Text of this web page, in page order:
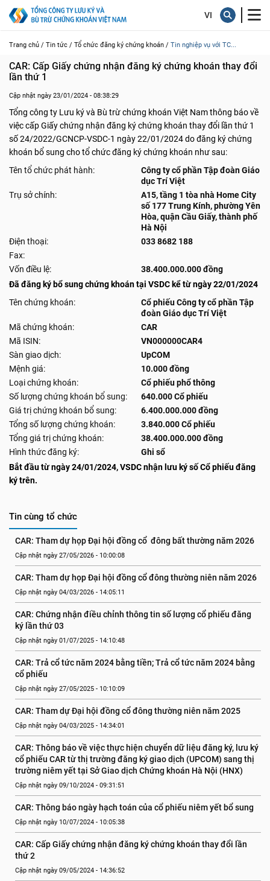
Trang chủ / Tin tức / Tổ chức đăng ký chứng khoán / Tin nghiệp vụ với TC...
CAR: Cấp Giấy chứng nhận đăng ký chứng khoán thay đổi
lần thứ 1
Cập nhật ngày 23/01/2024 - 08:38:29
Tổng công ty Lưu ký và Bù trừ chứng khoán Việt Nam thông báo về
việc cấp Giấy chứng nhận đăng ký chứng khoán thay đổi lần thứ 1
số 24/2022/GCNCP-VSDC-1 ngày 22/01/2024 do đăng ký chứng
khoán bổ sung cho tổ chức đăng ký chứng khoán như sau:
Tên tổ chức phát hành:
Công ty cổ phần Tập đoàn Giáo
dục Trí Việt
Trụ sở chính:
A15, tầng 1 tòa nhà Home City
số 177 Trung Kính, phường Yên
Hòa, quận Cầu Giấy, thành phố
Hà Nội
Điện thoại:
033 8682 188
Fax:
Vốn điều lệ:
38.400.000.000 đồng
Đã đăng ký bổ sung chứng khoán tại VSDC kể từ ngày 22/01/2024
Tên chứng khoán:
Cổ phiếu Công ty cổ phần Tập
đoàn Giáo dục Trí Việt
Mã chứng khoán:
CAR
Mã ISIN:
VN000000CAR4
Sàn giao dịch:
UpCOM
Mệnh giá:
10.000 đồng
Loại chứng khoán:
Cổ phiếu phổ thông
Số lượng chứng khoán bổ sung:
640.000 Cổ phiếu
Giá trị chứng khoán bổ sung:
6.400.000.000 đồng
Tổng số lượng chứng khoán:
3.840.000 Cổ phiếu
Tổng giá trị chứng khoán:
38.400.000.000 đồng
Hình thức đăng ký:
Ghi sổ
Bắt đầu từ ngày 24/01/2024, VSDC nhận lưu ký số Cổ phiếu đăng
ký trên.
Tin cùng tổ chức
CAR: Tham dự họp Đại hội đồng cổ  đông bất thường năm 2026
Cập nhật ngày 27/05/2026 - 10:00:08
CAR: Tham dự họp Đại hội đồng cổ đông thường niên năm 2026
Cập nhật ngày 04/03/2026 - 14:05:11
CAR: Chứng nhận điều chỉnh thông tin số lượng cổ phiếu đăng
ký lần thứ 03
Cập nhật ngày 01/07/2025 - 14:10:48
CAR: Trả cổ tức năm 2024 bằng tiền; Trả cổ tức năm 2024 bằng
cổ phiếu
Cập nhật ngày 27/05/2025 - 10:10:09
CAR: Tham dự Đại hội đồng cổ đông thường niên năm 2025
Cập nhật ngày 04/03/2025 - 14:34:01
CAR: Thông báo về việc thực hiện chuyển dữ liệu đăng ký, lưu ký
cổ phiếu CAR từ thị trường đăng ký giao dịch (UPCOM) sang thị
trường niêm yết tại Sở Giao dịch Chứng khoán Hà Nội (HNX)
Cập nhật ngày 09/10/2024 - 09:31:51
CAR: Thông báo ngày hạch toán của cổ phiếu niêm yết bổ sung
Cập nhật ngày 10/07/2024 - 10:05:38
CAR: Cấp Giấy chứng nhận đăng ký chứng khoán thay đổi lần
thứ 2
Cập nhật ngày 09/05/2024 - 14:36:52